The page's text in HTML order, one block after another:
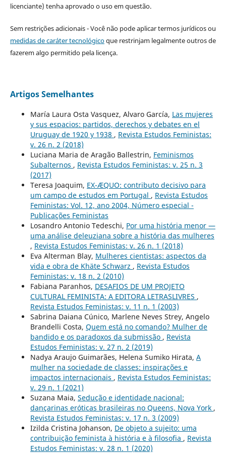
licenciante) tenha aprovado o uso em questão.
Sem restrições adicionais - Você não pode aplicar termos jurídicos ou
medidas de caráter tecnológicoque restrinjam legalmente outros de
fazerem algo permitido pela licença.
Artigos Semelhantes
María Laura Osta Vasquez, Alvaro García, Las mujeres
y sus espacios: partidos, derechos y debates en el
Uruguay de 1920 y 1938 , Revista Estudos Feministas:
v. 26 n. 2 (2018)
Luciana Maria de Aragão Ballestrin, Feminismos
Subalternos , Revista Estudos Feministas: v. 25 n. 3
(2017)
Teresa Joaquim, EX-ÆQUO: contributo decisivo para
um campo de estudos em Portugal , Revista Estudos
Feministas: Vol. 12, ano 2004, Número especial -
Publicações Feministas
Losandro Antonio Tedeschi, Por uma história menor —
uma análise deleuziana sobre a história das mulheres
, Revista Estudos Feministas: v. 26 n. 1 (2018)
Eva Alterman Blay, Mulheres cientistas: aspectos da
vida e obra de Khäte Schwarz , Revista Estudos
Feministas: v. 18 n. 2 (2010)
Fabiana Paranhos, DESAFIOS DE UM PROJETO
CULTURAL FEMINISTA: A EDITORA LETRASLIVRES ,
Revista Estudos Feministas: v. 11 n. 1 (2003)
Sabrina Daiana Cúnico, Marlene Neves Strey, Angelo
Brandelli Costa, Quem está no comando? Mulher de
bandido e os paradoxos da submissão , Revista
Estudos Feministas: v. 27 n. 2 (2019)
Nadya Araujo Guimarães, Helena Sumiko Hirata, A
mulher na sociedade de classes: inspirações e
impactos internacionais , Revista Estudos Feministas:
v. 29 n. 1 (2021)
Suzana Maia, Sedução e identidade nacional:
dançarinas eróticas brasileiras no Queens, Nova York ,
Revista Estudos Feministas: v. 17 n. 3 (2009)
Izilda Cristina Johanson, De objeto a sujeito: uma
contribuição feminista à história e à filosofia , Revista
Estudos Feministas: v. 28 n. 1 (2020)